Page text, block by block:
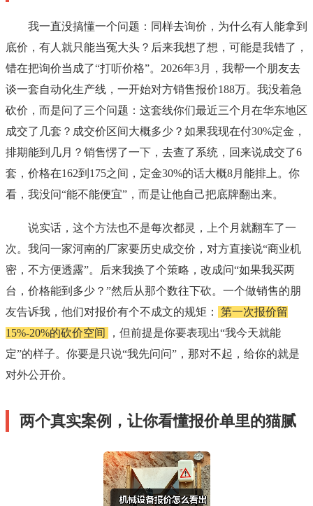
我一直没搞懂一个问题：同样去询价，为什么有人能拿到
底价，有人就只能当冤大头？后来我想了想，可能是我错了，
错在把询价当成了“打听价格”。2026年3月，我帮一个朋友去
谈一套自动化生产线，一开始对方销售报价188万。我没着急
砍价，而是问了三个问题：这套线你们最近三个月在华东地区
成交了几套？成交价区间大概多少？如果我现在付30%定金，
排期能到几月？销售愣了一下，去查了系统，回来说成交了6
套，价格在162到175之间，定金30%的话大概8月能排上。你
看，我没问“能不能便宜”，而是让他自己把底牌翻出来。
说实话，这个方法也不是每次都灵，上个月就翻车了一
次。我问一家河南的厂家要历史成交价，对方直接说“商业机
密，不方便透露”。后来我换了个策略，改成问“如果我买两
台，价格能到多少？”然后从那个数往下砍。一个做销售的朋
友告诉我，他们对报价有个不成文的规矩：
第一次报价留
15%-20%的砍价空间
，但前提是你要表现出“我今天就能
定”的样子。你要是只说“我先问问”，那对不起，给你的就是
对外公开价。
两个真实案例，让你看懂报价单里的猫腻